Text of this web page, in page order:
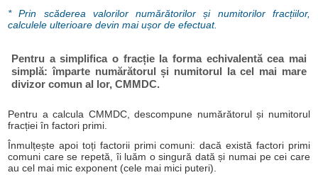
* Prin scăderea valorilor numărătorilor și numitorilor fracțiilor,
calculele ulterioare devin mai ușor de efectuat.
Pentru a simplifica o fracție la forma echivalentă cea mai
simplă: împarte numărătorul și numitorul la cel mai mare
divizor comun al lor, CMMDC.
Pentru a calcula CMMDC, descompune numărătorul și numitorul
fracției în factori primi.
Înmulțește apoi toți factorii primi comuni: dacă există factori primi
comuni care se repetă, îi luăm o singură dată și numai pe cei care
au cel mai mic exponent (cele mai mici puteri).